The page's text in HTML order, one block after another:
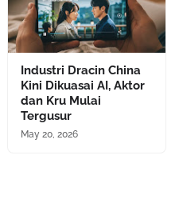
Industri Dracin China
Kini Dikuasai AI, Aktor
dan Kru Mulai
Tergusur
May 20, 2026